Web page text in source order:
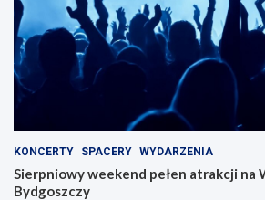
KONCERTY SPACERY WYDARZENIA
Sierpniowy weekend pełen atrakcji na
Bydgoszczy